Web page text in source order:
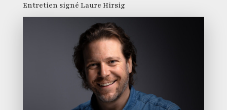
Entretien signé Laure Hirsig